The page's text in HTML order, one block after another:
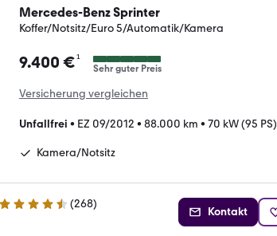
Mercedes-Benz Sprinter
Koffer/Notsitz/Euro 5/Automatik/Kamera
9.400 €¹
Sehr guter Preis
Versicherung vergleichen
Unfallfrei • EZ 09/2012 • 88.000 km • 70 kW (95 PS)
Kamera/Notsitz
4.5 Sterne (268)
Kontakt